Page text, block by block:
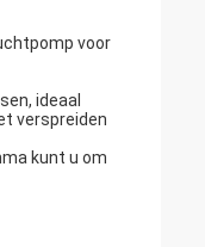
voor
ideaal
verspreiden
kunt u om